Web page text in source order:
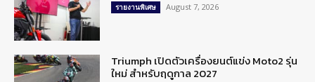
รายงานพิเศษ August 7, 2026
Triumph เปิดตัวเครื่องยนต์แข่ง Moto2 รุ่น
ใหม่ สำหรับฤดูกาล 2027